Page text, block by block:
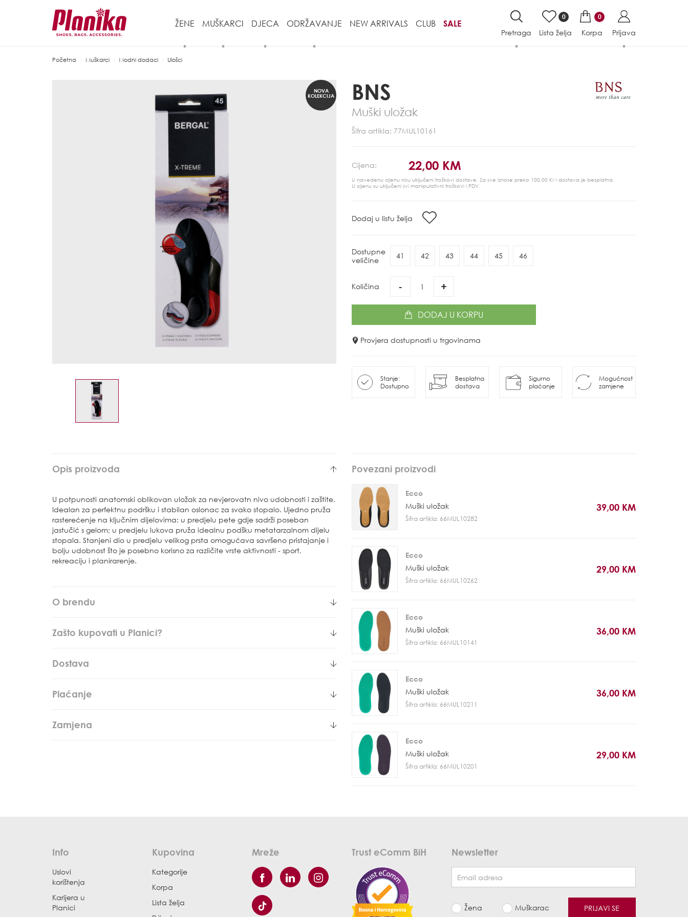
ŽENE MUŠKARCI DJECA ODRŽAVANJE NEW ARRIVALS CLUB SALE
Pretraga
0
Lista želja
0
Korpa Prijava
Početna Muškarci Modni dodaci Ulošci
NOVA
KOLEKCIJA
BNS
Muški uložak
Šifra artikla: 77MUL10161
Cijena: 22,00 KM
U navedenu cijenu nisu uključeni troškovi dostave. Za sve iznose preko 100,00 KM dostava je besplatna.
U cijenu su uključeni svi manipulativni troškovi i PDV.
Dodaj u listu želja
Dostupne
veličine
41 42 43 44 45 46
Količina - +
DODAJ U KORPU
Provjera dostupnosti u trgovinama
Stanje:
Dostupno
Besplatna
dostava
Sigurno
plaćanje
Mogućnost
zamjene
Opis proizvoda
U potpunosti anatomski oblikovan uložak za nevjerovatn nivo udobnosti i zaštite.
Idealan za perfektnu podršku i stabilan oslonac za svako stopalo. Ujedno pruža
rasterećenje na ključnim dijelovima: u predjelu pete gdje sadrži poseban
jastučić s gelom; u predjelu lukova pruža idealnu podšku metatarzalnom dijelu
stopala. Stanjeni dio u predjelu velikog prsta omogućava savršeno pristajanje i
bolju udobnost što je posebno korisno za različite vrste aktivnosti - sport,
rekreaciju i planirarenje.
O brendu
Zašto kupovati u Planici?
Dostava
Plaćanje
Zamjena
Povezani proizvodi
Ecco
Muški uložak
Šifra artikla: 66MUL10282
39,00 KM
Ecco
Muški uložak
Šifra artikla: 66MUL10262
29,00 KM
Ecco
Muški uložak
Šifra artikla: 66MUL10141
36,00 KM
Ecco
Muški uložak
Šifra artikla: 66MUL10211
36,00 KM
Ecco
Muški uložak
Šifra artikla: 66MUL10201
29,00 KM
Info
Uslovi
korištenja
Karijera u
Planici
Kupovina
Kategorije
Korpa
Lista želja
Mreže Trust eComm BiH Newsletter
Žena Muškarac PRIJAVI SE